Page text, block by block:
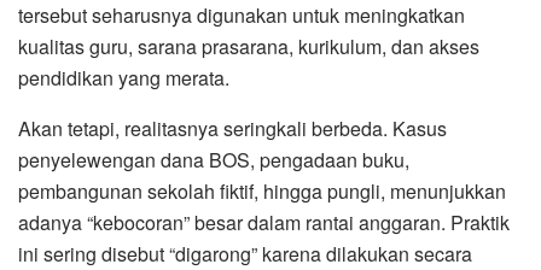
tersebut seharusnya digunakan untuk meningkatkan
kualitas guru, sarana prasarana, kurikulum, dan akses
pendidikan yang merata.
Akan tetapi, realitasnya seringkali berbeda. Kasus
penyelewengan dana BOS, pengadaan buku,
pembangunan sekolah fiktif, hingga pungli, menunjukkan
adanya “kebocoran” besar dalam rantai anggaran. Praktik
ini sering disebut “digarong” karena dilakukan secara